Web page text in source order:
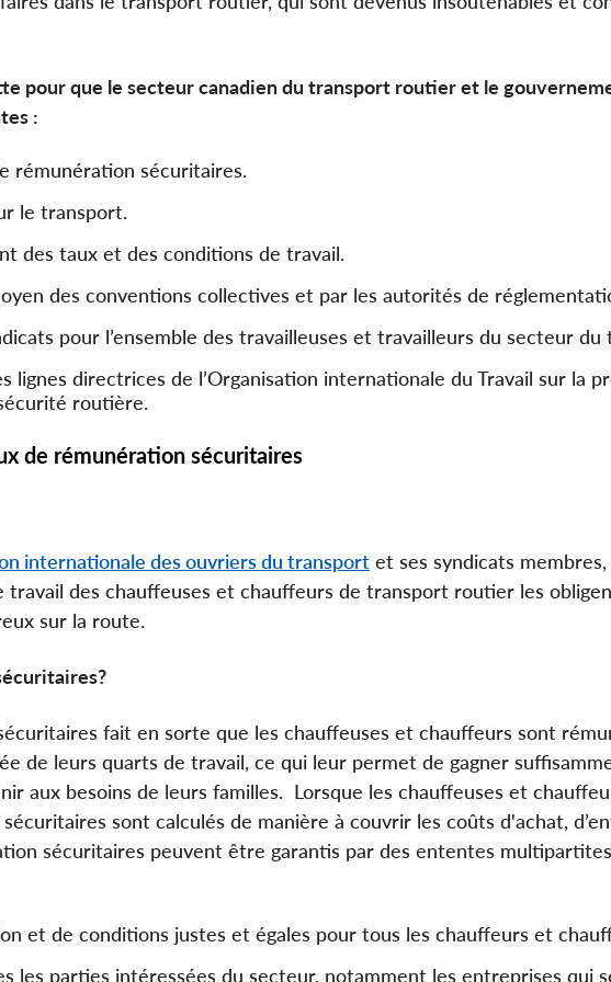
pour que le secteur canadien du transport routier et le
:
rémunération sécuritaires.
le transport.
des taux et des conditions de travail.
des conventions collectives et par les autorités de
pour l’ensemble des travailleuses et travailleurs du secteur du
directrices de l’Organisation internationale du Travail sur la
routière.
de rémunération sécuritaires
internationale des ouvriers du transport et ses syndicats
des chauffeuses et chauffeurs de transport routier les
sur la route.
fait en sorte que les chauffeuses et chauffeurs sont
de leurs quarts de travail, ce qui leur permet de gagner
aux besoins de leurs familles. Lorsque les chauffeuses et
sont calculés de manière à couvrir les coûts d'achat,
sécuritaires peuvent être garantis par des ententes
et de conditions justes et égales pour tous les chauffeurs et
les parties intéressées du secteur, notamment les entreprises qui